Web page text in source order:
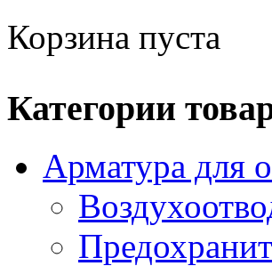
Корзина пуста
Категории
Арматура для